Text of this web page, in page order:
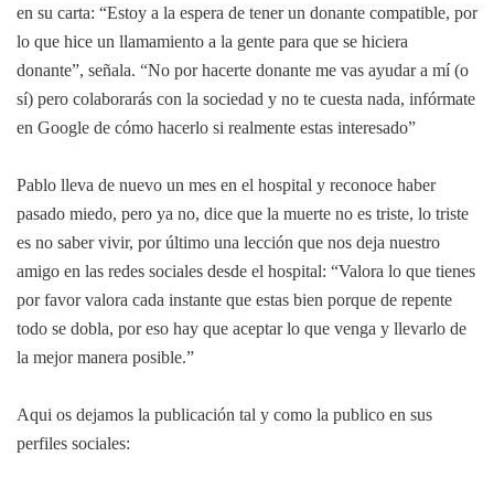
en su carta: “Estoy a la espera de tener un donante compatible, por
lo que hice un llamamiento a la gente para que se hiciera
donante”, señala. “No por hacerte donante me vas ayudar a mí (o
sí) pero colaborarás con la sociedad y no te cuesta nada, infórmate
en Google de cómo hacerlo si realmente estas interesado”
Pablo lleva de nuevo un mes en el hospital y reconoce haber
pasado miedo, pero ya no, dice que la muerte no es triste, lo triste
es no saber vivir, por último una lección que nos deja nuestro
amigo en las redes sociales desde el hospital: “Valora lo que tienes
por favor valora cada instante que estas bien porque de repente
todo se dobla, por eso hay que aceptar lo que venga y llevarlo de
la mejor manera posible.”
Aqui os dejamos la publicación tal y como la publico en sus
perfiles sociales: